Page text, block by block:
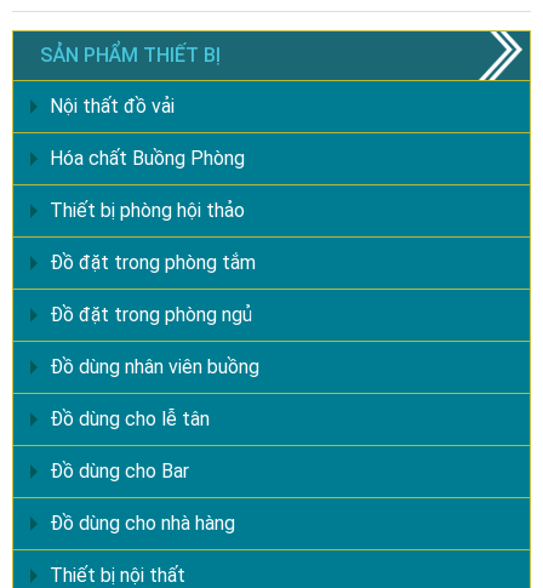
SẢN PHẨM THIẾT BỊ
Nội thất đồ vải
Hóa chất Buồng Phòng
Thiết bị phòng hội thảo
Đồ đặt trong phòng tắm
Đồ đặt trong phòng ngủ
Đồ dùng nhân viên buồng
Đồ dùng cho lễ tân
Đồ dùng cho Bar
Đồ dùng cho nhà hàng
Thiết bị nội thất